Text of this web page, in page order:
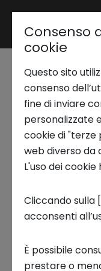
Trend Analysis
Applied Research
Startup
Business
Ecosystem
Consenso
cookie
Questo sito
consenso
fine di inviare
personalizzate
cookie di
web diverso da
L'uso dei cookie
Cliccando sulla
acconsenti
È possibile
prestare o